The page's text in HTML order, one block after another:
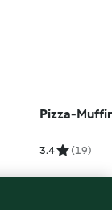
Pizza-
3.4 (19)